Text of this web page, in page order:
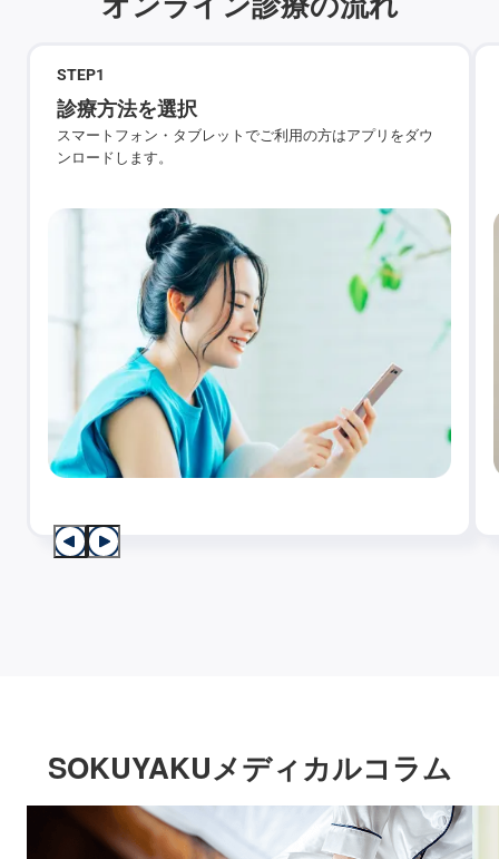
STEP1
診療方法を選択
スマートフォン・タブレットでご利用の方はアプリをダウ
ンロードします。
SOKUYAKUメディカルコラム